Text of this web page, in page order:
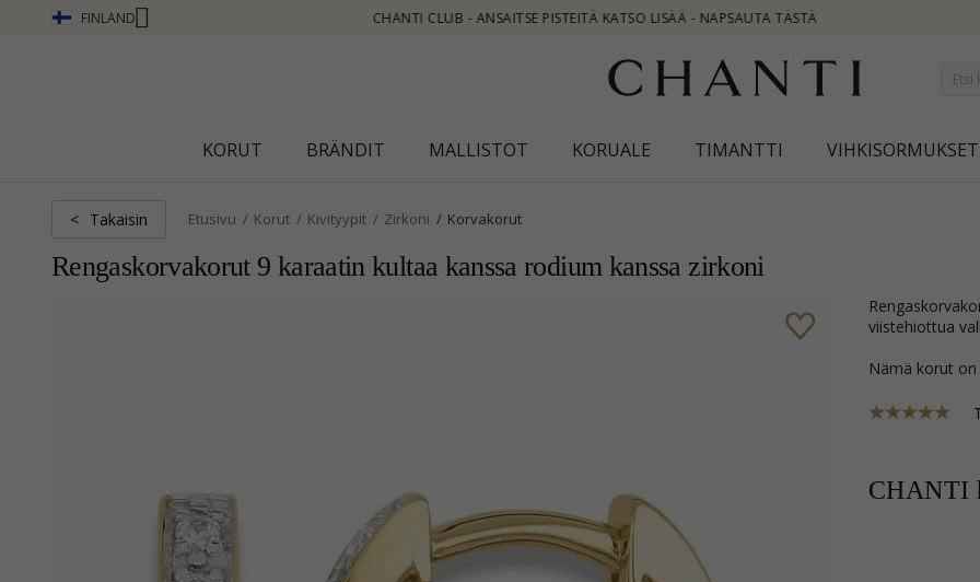
FINLAND
PISTEITÄ KATSO LISÄÄ - NAPSAUTA TÄSTÄ
KORUT BRÄNDIT MALLISTOT KORUALE TIMANTTI VIHKISORMUKSET
< Takaisin Etusivu Korut Kivityypit Zirkoni Korvakorut
Rengaskorvakorut 9 karaatin kultaa kanssa rodium kanssa zirkoni
rengaskorvakorut 9 karaatin kultaa kanssa rodium kanssa kiiltävä pinta ja 10
viistehiottua
Nämä korut
CHANTI